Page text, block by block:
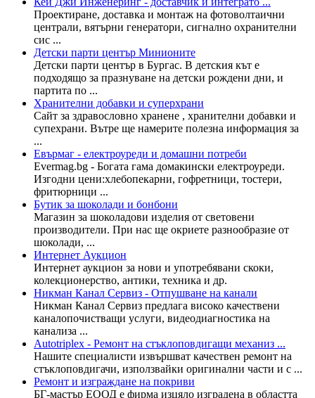
Проектиране, доставка и монтаж на фотоволтаични
централи, вятърни генератори, сигнално охранителни
сис ...
Детски парти център Минионите
Детски парти център в Бургас. В детския кът е
подходящо за празнуване на детски рождени дни, и
партита по ...
Хранителни добавки и суперхрани
Сайт за здравословно хранене , хранителни добавки и
супехрани. Вътре ще намерите полезна информация за
...
Евърмаг - електроуреди и домашни потреби
Evermag.bg - Богата гама домакински електроуреди.
Изгодни цени:хлебопекарни, гофретници, тостери,
фритюрници ...
Бутик за шоколади и бонбони
Магазин за шоколадови изделия от световени
производители. При нас ще окриете разнообразие от
шоколади, ...
Интернет Аукцион
Интернет аукцион за нови и употребявани скоки,
колекционерство, антики, техника и др.
Никман Канал Сервиз - Отпушване на канали
Никман Канал Сервиз предлага високо качествени
каналопочистващи услуги, видеодиагностика на
канализа ...
Autotriplex - Ремонт на стъклоповдигащи механиз ...
​​Нашите специалисти извършват качествен ремонт на
стъклоповдигачи, използвайки оригинални части и с ...
Ремонт и изграждане на покриви
БГ-мастър ЕООД е фирма изцяло изградена в областта